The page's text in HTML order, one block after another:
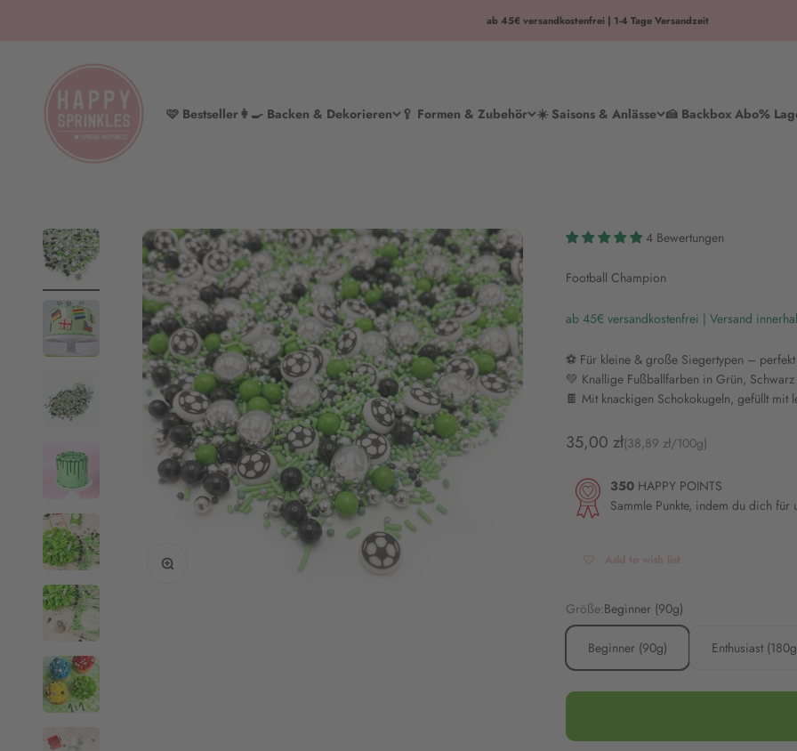
ab 45€ versandkostenfrei | 1-4 Tage Versandzeit
🩷 Bestseller👩‍🍳 Backen & Dekorieren 🥄 Formen & Zubehör ☀️ Saisons & Anlässe 🍰 Backbox Abo%
HAPPY SPRINKLES | D2C
4 Bewertungen
Football Champion
ab 45€ versandkostenfrei | Versand
⚽ Für kleine & große Siegertypen –
💚 Knallige Fußballfarben in Grün,
🍫 Mit knackigen Schokokugeln, gefüllt mit
Angebot
35,00 zł(38,89 zł/100g)
350 HAPPY POINTS
Sammle Punkte, indem du dich für
Größe:Beginner (90g)
Beginner (90g) Enthusiast